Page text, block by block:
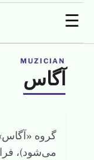
☰
MUZICIAN
آگاس
گروه
می‌شود)،